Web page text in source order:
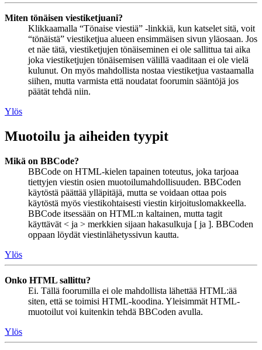
Miten tönäisen viestiketjuani?
Klikkaamalla “Tönaise viestiä” -linkkiä, kun katselet sitä, voit
“tönäistä” viestiketjua alueen ensimmäisen sivun yläosaan. Jos
et näe tätä, viestiketjujen tönäiseminen ei ole sallittua tai aika
joka viestiketjujen tönäisemisen välillä vaaditaan ei ole vielä
kulunut. On myös mahdollista nostaa viestiketjua vastaamalla
siihen, mutta varmista että noudatat foorumin sääntöjä jos
päätät tehdä niin.
Ylös
Muotoilu ja aiheiden tyypit
Mikä on BBCode?
BBCode on HTML-kielen tapainen toteutus, joka tarjoaa
tiettyjen viestin osien muotoilumahdollisuuden. BBCoden
käytöstä päättää ylläpitäjä, mutta se voidaan ottaa pois
käytöstä myös viestikohtaisesti viestin kirjoituslomakkeella.
BBCode itsessään on HTML:n kaltainen, mutta tagit
käyttävät < ja > merkkien sijaan hakasulkuja [ ja ]. BBCoden
oppaan löydät viestinlähetyssivun kautta.
Ylös
Onko HTML sallittu?
Ei. Tällä foorumilla ei ole mahdollista lähettää HTML:ää
siten, että se toimisi HTML-koodina. Yleisimmät HTML-
muotoilut voi kuitenkin tehdä BBCoden avulla.
Ylös